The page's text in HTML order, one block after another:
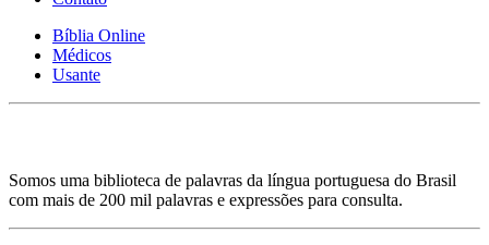
Bíblia Online
Médicos
Usante
Somos uma biblioteca de palavras da língua portuguesa do Brasil
com mais de 200 mil palavras e expressões para consulta.